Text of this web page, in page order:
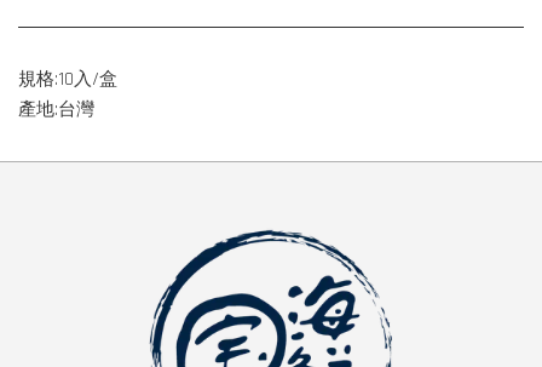
規格:10入/盒
產地:台灣